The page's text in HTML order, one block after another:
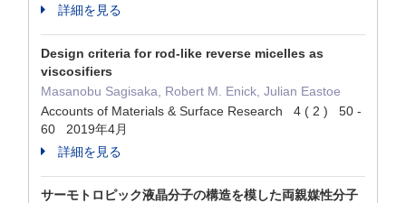
詳細を見る
Design criteria for rod-like reverse micelles as
viscosifiers
Masanobu Sagisaka, Robert M. Enick, Julian Eastoe
Accounts of Materials & Surface Research 4 ( 2 ) 50 -
60 2019年4月
詳細を見る
サーモトロピック液晶分子の構造を模した両親媒性分子